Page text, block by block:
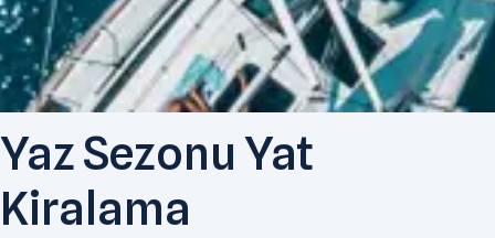
Yaz Sezonu Yat
Kiralama